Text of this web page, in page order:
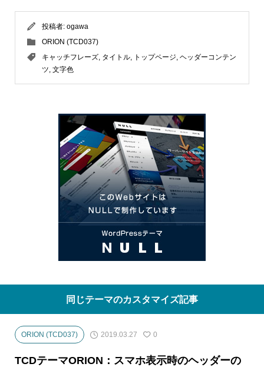
投稿者: ogawa
ORION (TCD037)
キャッチフレーズ, タイトル, トップページ, ヘッダーコンテン
ツ, 文字色
同じテーマのカスタマイズ記事
ORION (TCD037) 2019.03.27 0
TCDテーマORION：スマホ表示時のヘッダーの